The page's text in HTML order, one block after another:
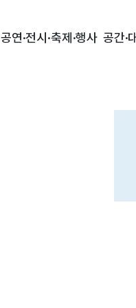
공연·전시·축제·행사 공간·